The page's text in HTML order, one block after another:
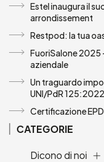
Estel inaugura il
arrondissement
Restpod: la tua
FuoriSalone 2025
aziendale
Un traguardo
UNI/PdR
Certificazione
CATEGORIE
Dicono di noi